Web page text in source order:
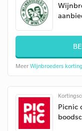
Meer Wijnbroeders
Picnic